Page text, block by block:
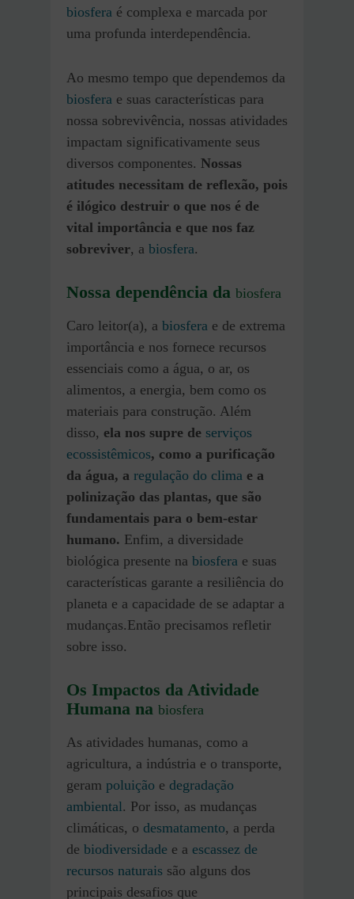
biosfera é complexa e marcada por
uma profunda interdependência.
Ao mesmo tempo que dependemos da
biosfera e suas características para
nossa sobrevivência, nossas atividades
impactam significativamente seus
diversos componentes. Nossas
atitudes necessitam de reflexão, pois
é ilógico destruir o que nos é de
vital importância e que nos faz
sobreviver, a biosfera.
Nossa dependência da biosfera
Caro leitor(a), a biosfera e de extrema
importância e nos fornece recursos
essenciais como a água, o ar, os
alimentos, a energia, bem como os
materiais para construção. Além
disso, ela nos supre de serviços
ecossistêmicos, como a purificação
da água, a regulação do clima e a
polinização das plantas, que são
fundamentais para o bem-estar
humano. Enfim, a diversidade
biológica presente na biosfera e suas
características garante a resiliência do
planeta e a capacidade de se adaptar a
mudanças.Então precisamos refletir
sobre isso.
Os Impactos da Atividade
Humana na biosfera
As atividades humanas, como a
agricultura, a indústria e o transporte,
geram poluição e degradação
ambiental. Por isso, as mudanças
climáticas, o desmatamento, a perda
de biodiversidade e a escassez de
recursos naturais são alguns dos
principais desafios que